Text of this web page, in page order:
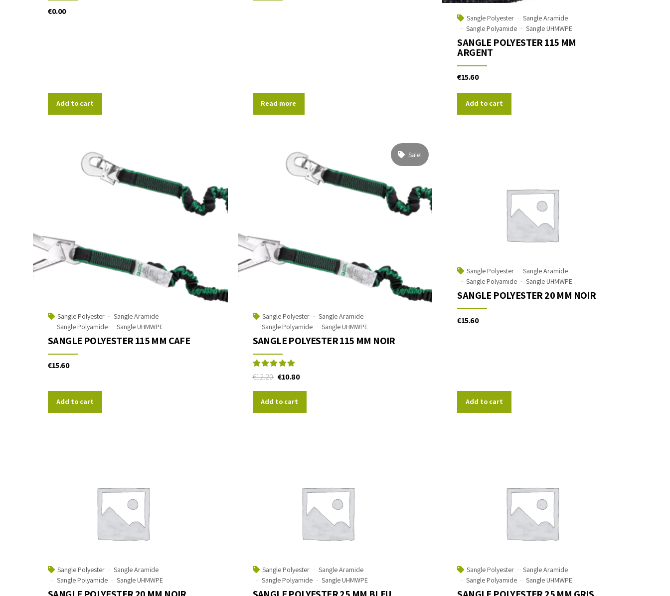
€0.00
Add to cart Read more
Sangle Polyester
Sangle Aramide
Sangle Polyamide
Sangle UHMWPE
SANGLE POLYESTER 115 MM
ARGENT
€15.60
Add to cart
Sangle Polyester
Sangle Aramide
Sangle Polyamide
Sangle UHMWPE
SANGLE POLYESTER 115 MM CAFE
€15.60
Add to cart
Sale!
Sangle Polyester
Sangle Aramide
Sangle Polyamide
Sangle UHMWPE
SANGLE POLYESTER 115 MM NOIR
€12.20 €10.80
Add to cart
Sangle Polyester
Sangle Aramide
Sangle Polyamide
Sangle UHMWPE
SANGLE POLYESTER 20 MM NOIR
€15.60
Add to cart
Sangle Polyester
Sangle Aramide
Sangle Polyamide
Sangle UHMWPE
Sangle Polyester
Sangle Aramide
Sangle Polyamide
Sangle UHMWPE
Sangle Polyester
Sangle Aramide
Sangle Polyamide
Sangle UHMWPE